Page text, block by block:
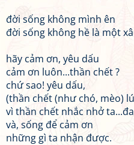
đời sống không mình ên
đời sống không hề là một
hãy cảm ơn, yêu dấu
cảm ơn luôn...thần chết ?
chứ sao! yêu dấu,
(thần chết (như chó, mèo)
vì thần chết nhắc nhở
và, sống để cảm ơn
những gì ta nhận được.